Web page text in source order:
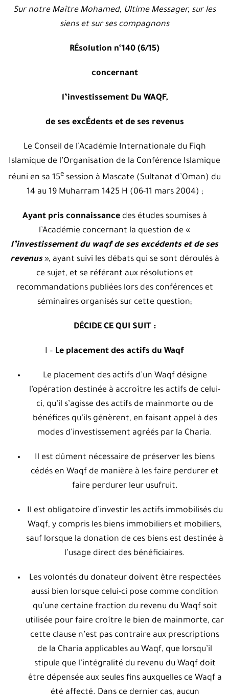
Sur notre Maître Mohamed, Ultime Messager, sur les
siens et sur ses compagnons
RÉsolution n°140 (6/15)
concernant
l’investissement Du WAQF,
de ses excÉdents et de ses revenus
Le Conseil de l’Académie Internationale du Fiqh
Islamique de l’Organisation de la Conférence Islamique
réuni en sa 15e session à Mascate (Sultanat d’Oman) du
14 au 19 Muharram 1425 H (06-11 mars 2004) ;
Ayant pris connaissancedes études soumises à
l’Académie concernant la question de «
l’investissement du waqf de ses excédents et de ses
revenus», ayant suivi les débats qui se sont déroulés à
ce sujet, et se référant aux résolutions et
recommandations publiées lors des conférences et
séminaires organisés sur cette question;
DÉCIDE CE QUI SUIT :
I – Le placement des actifs du Waqf
Le placement des actifs d’un Waqf désigne
l’opération destinée à accroître les actifs de celui-
ci, qu’il s’agisse des actifs de mainmorte ou de
bénéfices qu’ils génèrent, en faisant appel à des
modes d’investissement agréés par la Charia.
Il est dûment nécessaire de préserver les biens
cédés en Waqf de manière à les faire perdurer et
faire perdurer leur usufruit.
Il est obligatoire d’investir les actifs immobilisés du
Waqf, y compris les biens immobiliers et mobiliers,
sauf lorsque la donation de ces biens est destinée à
l’usage direct des bénéficiaires.
Les volontés du donateur doivent être respectées
aussi bien lorsque celui-ci pose comme condition
qu’une certaine fraction du revenu du Waqf soit
utilisée pour faire croître le bien de mainmorte, car
cette clause n’est pas contraire aux prescriptions
de la Charia applicables au Waqf, que lorsqu’il
stipule que l’intégralité du revenu du Waqf doit
être dépensée aux seules fins auxquelles ce Waqf a
été affecté. Dans ce dernier cas, aucun